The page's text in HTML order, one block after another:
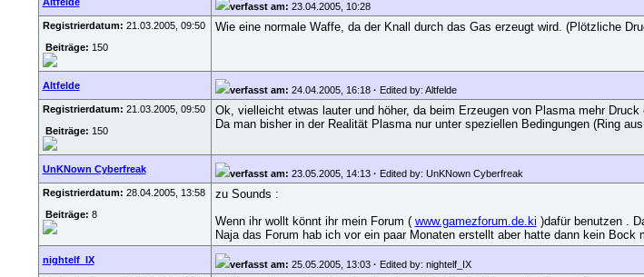
verfasst am: 23.04.2005, 10:28
Registrierdatum: 21.03.2005, 09:50
Beiträge: 150
Wie eine normale Waffe, da der Knall durch das Gas erzeugt wird. (Plötzliche
Altfelde verfasst am: 24.04.2005, 16:18 · Edited by: Altfelde
Registrierdatum: 21.03.2005, 09:50
Beiträge: 150
Ok, vielleicht etwas lauter und höher, da beim Erzeugen von Plasma mehr
Da man bisher in der Realität Plasma nur unter speziellen Bedingungen (Ring
UnKNown Cyberfreak verfasst am: 23.05.2005, 14:13 · Edited by: UnKNown Cyberfreak
Registrierdatum: 28.04.2005, 13:58
Beiträge: 8
zu Sounds :
Wenn ihr wollt könnt ihr mein Forum ( www.gamezforum.de.ki )dafür benutzen .
Naja das Forum hab ich vor ein paar Monaten erstellt aber hatte dann kein
nightelf_IX verfasst am: 25.05.2005, 13:03 · Edited by: nightelf_IX